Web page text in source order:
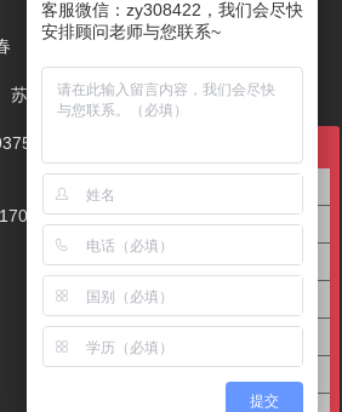
哈尔滨 大连 郑州
苏州
号-1
澳洲留学咨询
美国留学咨询
客服微信：zy308422，我们会尽快
安排顾问老师与您联系~
提交